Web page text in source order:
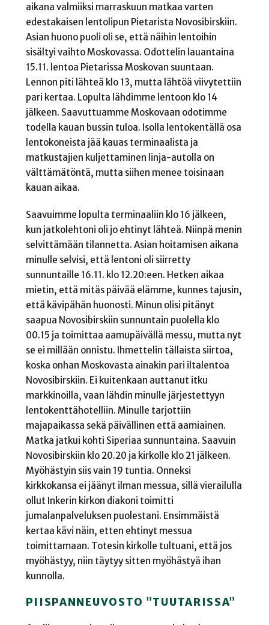
aikana valmiiksi marraskuun matkaa varten
edestakaisen lentolipun Pietarista Novosibirskiin.
Asian huono puoli oli se, että näihin lentoihin
sisältyi vaihto Moskovassa. Odottelin lauantaina
15.11. lentoa Pietarissa Moskovan suuntaan.
Lennon piti lähteä klo 13, mutta lähtöä viivytettiin
pari kertaa. Lopulta lähdimme lentoon klo 14
jälkeen. Saavuttuamme Moskovaan odotimme
todella kauan bussin tuloa. Isolla lentokentällä osa
lentokoneista jää kauas terminaalista ja
matkustajien kuljettaminen linja-autolla on
välttämätöntä, mutta siihen menee toisinaan
kauan aikaa.
Saavuimme lopulta terminaaliin klo 16 jälkeen,
kun jatkolehtoni oli jo ehtinyt lähteä. Niinpä menin
selvittämään tilannetta. Asian hoitamisen aikana
minulle selvisi, että lentoni oli siirretty
sunnuntaille 16.11. klo 12.20:een. Hetken aikaa
mietin, että mitäs päivää elämme, kunnes tajusin,
että kävipähän huonosti. Minun olisi pitänyt
saapua Novosibirskiin sunnuntain puolella klo
00.15 ja toimittaa aamupäivällä messu, mutta nyt
se ei millään onnistu. Ihmettelin tällaista siirtoa,
koska onhan Moskovasta ainakin pari iltalentoa
Novosibirskiin. Ei kuitenkaan auttanut itku
markkinoilla, vaan lähdin minulle järjestettyyn
lentokenttähotelliin. Minulle tarjottiin
majapaikassa sekä päivällinen että aamiainen.
Matka jatkui kohti Siperiaa sunnuntaina. Saavuin
Novosibirskiin klo 20.20 ja kirkolle klo 21 jälkeen.
Myöhästyin siis vain 19 tuntia. Onneksi
kirkkokansa ei jäänyt ilman messua, sillä vierailulla
ollut Inkerin kirkon diakoni toimitti
jumalanpalveluksen puolestani. Ensimmäistä
kertaa kävi näin, etten ehtinyt messua
toimittamaan. Totesin kirkolle tultuani, että jos
myöhästyy, niin täytyy sitten myöhästyä ihan
kunnolla.
PIISPANNEUVOSTO ”TUUTARISSA”